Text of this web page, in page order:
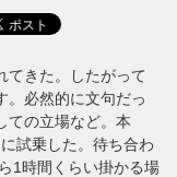
てきた。したがって
。必然的に文句だっ
ての立場など。本
試乗した。待ち合わ
1時間くらい掛かる場